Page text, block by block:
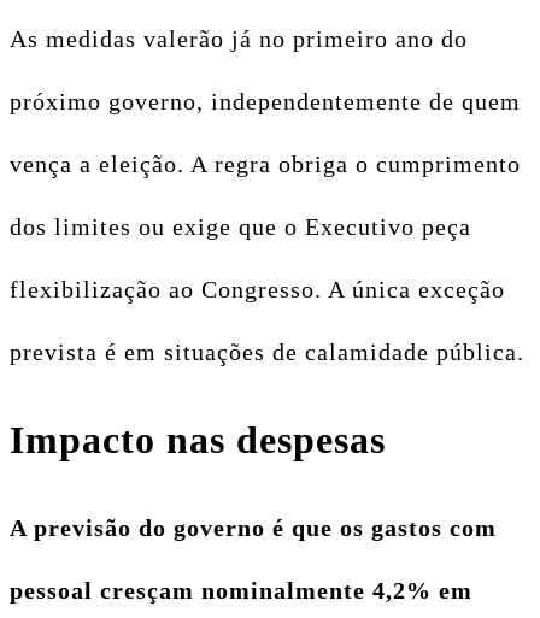
As medidas valerão já no primeiro ano do
próximo governo, independentemente de quem
vença a eleição. A regra obriga o cumprimento
dos limites ou exige que o Executivo peça
flexibilização ao Congresso. A única exceção
prevista é em situações de calamidade pública.
Impacto nas despesas
A previsão do governo é que os gastos com
pessoal cresçam nominalmente 4,2% em